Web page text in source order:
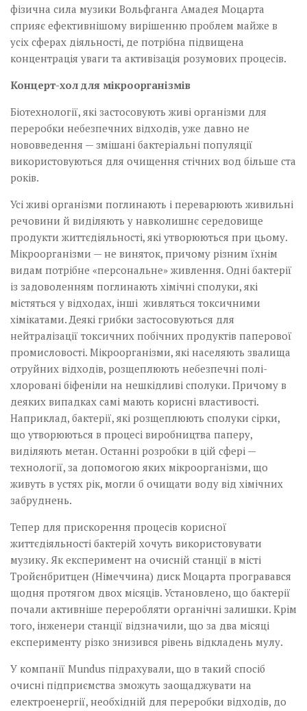
фізична сила музики Вольфганга Амадея Моцарта
сприяє ефективнішому вирішенню проблем майже в
усіх сферах діяльності, де потрібна підвищена
концентрація уваги та активізація розумових процесів.
Концерт-хол для мікроорганізмів
Біотехнології, які застосовують живі організми для
переробки небезпечних відходів, уже давно не
нововведення — змішані бактеріальні популяції
використовуються для очищення стічних вод більше ста
років.
Усі живі організми поглинають і переварюють живильні
речовини й виділяють у навколишнє середовище
продукти життєдіяльності, які утворюються при цьому.
Мікро­організми — не виняток, причому різним їхнім
видам потрібне «персональне» живлення. Одні бактерії
із задоволенням поглинають хімічні сполуки, які
містяться у відходах, інші живляться токсичними
хімікатами. Деякі грибки застосовуються для
нейтралізації токсичних побічних продуктів паперової
промисловості. Мікроорганізми, які населяють звалища
отруйних відходів, розщеплюють небезпечні полі­
хлоровані біфеніли на нешкідливі сполуки. Причому в
деяких випадках самі мають корисні властивості.
Наприклад, бактерії, які розщеплюють сполуки сірки,
що утворюються в процесі виробництва паперу,
виділяють метан. Останні розробки в цій сфері —
технології, за допомогою яких мікро­організми, що
живуть в устях рік, могли б очищати воду від хімічних
забруднень.
Тепер для прискорення процесів корисної
життєдіяльності бактерій хочуть використовувати
музику. Як експеримент на очисній станції в місті
Тройєнбритцен (Німеччина) диск Моцарта програвався
щодня протягом двох місяців. Установлено, що бактерії
почали активніше переробляти органічні залишки. Крім
того, інженери станції відзначили, що за два місяці
експерименту різко знизився рівень відкладень мулу.
У компанії Mundus підрахували, що в такий спосіб
очисні підприємства зможуть за­ощаджувати на
електроенергії, необхідній для переробки відходів, до